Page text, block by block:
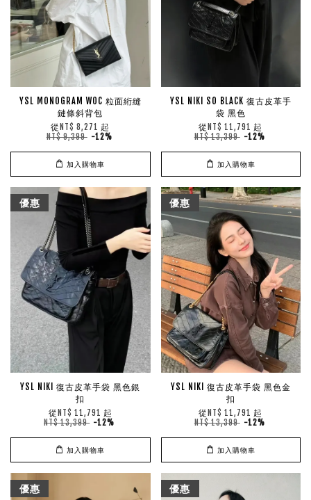
YSL MONOGRAM WOC 粒面絎縫
鏈條斜背包
從 NT$ 8,271 起
NT$ 9,399 -12%
加入購物車
YSL NIKI SO BLACK 復古皮革手
袋 黑色
從 NT$ 11,791 起
NT$ 13,399 -12%
加入購物車
優惠
YSL NIKI 復古皮革手袋 黑色銀
扣
從 NT$ 11,791 起
NT$ 13,399 -12%
加入購物車
優惠
YSL NIKI 復古皮革手袋 黑色金
扣
從 NT$ 11,791 起
NT$ 13,399 -12%
加入購物車
優惠 優惠